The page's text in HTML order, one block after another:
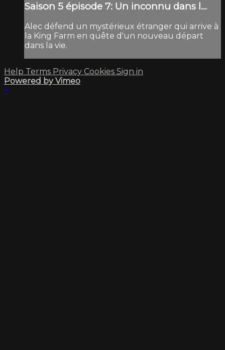
Saison 5 épisode 7: Un inconnu dans l...
Alec défend un mystérieux étranger qui arrive à
la King Farm en quête d'un nouveau départ
dans la vie.
Help Terms Privacy Cookies Sign in
Powered by Vimeo
×